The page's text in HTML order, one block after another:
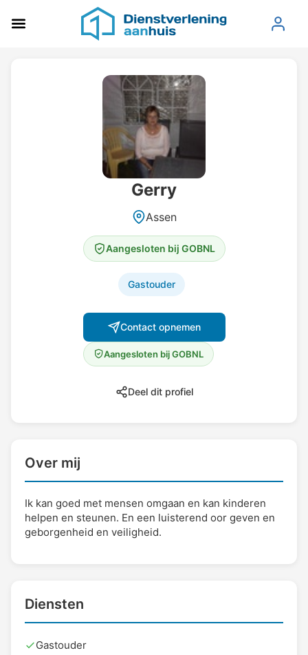
Gerry
Assen
Aangesloten bij GOBNL
Gastouder
Contact opnemen
Aangesloten bij GOBNL
Deel dit profiel
Over mij
Ik kan goed met mensen omgaan en kan kinderen
helpen en steunen. En een luisterend oor geven en
geborgenheid en veiligheid.
Diensten
Gastouder